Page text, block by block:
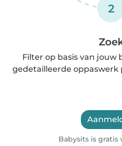
2
Filter op basis van jouw
gedetailleerde oppaswerk
Babysits is gratis